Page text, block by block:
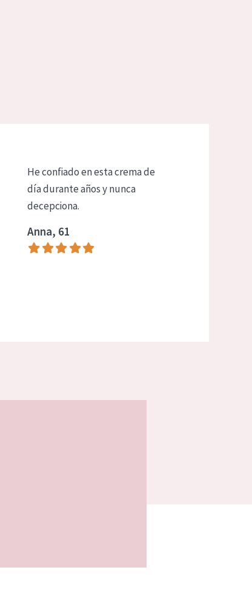
He confiado en esta crema de
día durante años y nunca
decepciona.
Anna, 61